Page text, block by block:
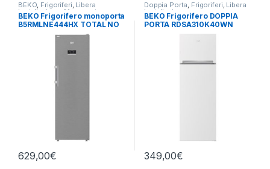
BEKO, Frigoriferi, Libera
Installazione Monoporta
BEKO Frigorifero monoporta
B5RMLNE444HX TOTAL NO
629,00€
Doppia Porta, Frigoriferi, Libera
Installazione
BEKO Frigorifero DOPPIA
PORTA RDSA310K40WN
349,00€